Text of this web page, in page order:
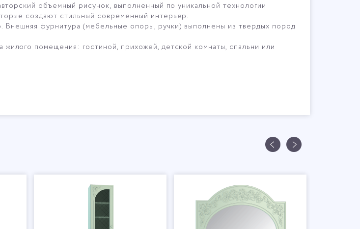
объемный рисунок, выполненный по уникальной технологии
создают стильный современный интерьер.
фурнитура (мебельные опоры, ручки) выполнены из твердых пород
помещения: гостиной, прихожей, детской комнаты, спальни или